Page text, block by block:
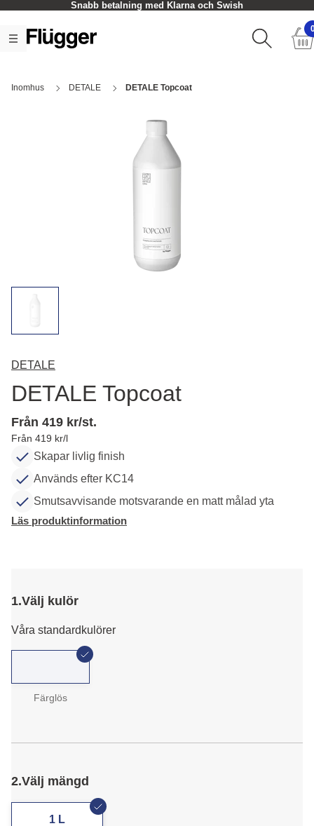
Snabb betalning med Klarna och Swish
Inomhus DETALE DETALE Topcoat
DETALE
DETALE Topcoat
Från 419 kr/st.
Från 419 kr/l
Skapar livlig finish
Används efter KC14
Smutsavvisande motsvarande en matt målad yta
Läs produktinformation
1.Välj kulör
Våra standardkulörer
Färglös
2.Välj mängd
1 L